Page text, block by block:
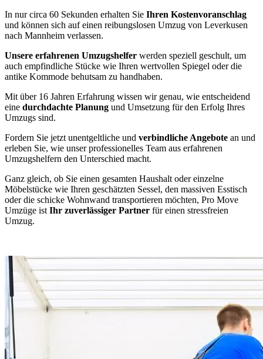
In nur circa 60 Sekunden erhalten Sie Ihren Kostenvoranschlag
und können sich auf einen reibungslosen Umzug von Leverkusen
nach Mannheim verlassen.
Unsere erfahrenen Umzugshelfer werden speziell geschult, um
auch empfindliche Stücke wie Ihren wertvollen Spiegel oder die
antike Kommode behutsam zu handhaben.
Mit über 16 Jahren Erfahrung wissen wir genau, wie entscheidend
eine durchdachte Planung und Umsetzung für den Erfolg Ihres
Umzugs sind.
Fordern Sie jetzt unentgeltliche und verbindliche Angebote an und
erleben Sie, wie unser professionelles Team aus erfahrenen
Umzugshelfern den Unterschied macht.
Ganz gleich, ob Sie einen gesamten Haushalt oder einzelne
Möbelstücke wie Ihren geschätzten Sessel, den massiven Esstisch
oder die schicke Wohnwand transportieren möchten, Pro Move
Umzüge ist Ihr zuverlässiger Partner für einen stressfreien
Umzug.